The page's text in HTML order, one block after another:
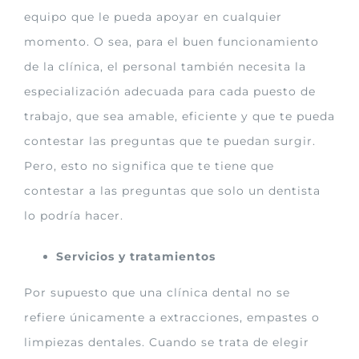
equipo que le pueda apoyar en cualquier
momento. O sea, para el buen funcionamiento
de la clínica, el personal también necesita la
especialización adecuada para cada puesto de
trabajo, que sea amable, eficiente y que te pueda
contestar las preguntas que te puedan surgir.
Pero, esto no significa que te tiene que
contestar a las preguntas que solo un dentista
lo podría hacer.
Servicios y tratamientos
Por supuesto que una clínica dental no se
refiere únicamente a extracciones, empastes o
limpiezas dentales. Cuando se trata de elegir